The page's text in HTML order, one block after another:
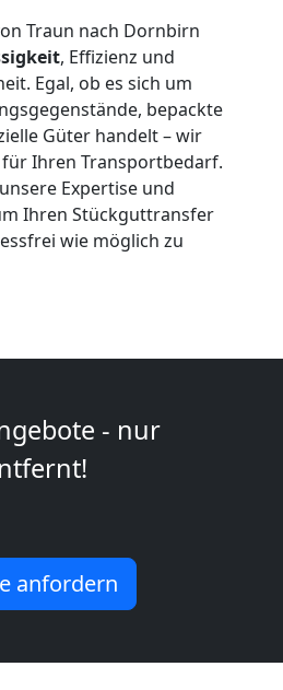
Traun nach Dornbirn
, Effizienz und
Egal, ob es sich um
bepackte
Güter handelt – wir
Ihren Transportbedarf.
Expertise und
Ihren Stückguttransfer
wie möglich zu
- nur
anfordern